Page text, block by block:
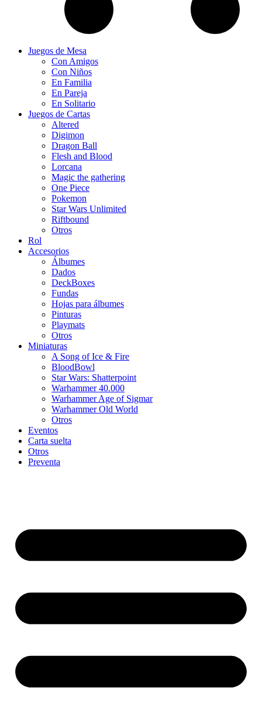
Juegos de Mesa
Con Amigos
Con Niños
En Familia
En Pareja
En Solitario
Juegos de Cartas
Altered
Digimon
Dragon Ball
Flesh and Blood
Lorcana
Magic the gathering
One Piece
Pokemon
Star Wars Unlimited
Riftbound
Otros
Rol
Accesorios
Álbumes
Dados
DeckBoxes
Fundas
Hojas para álbumes
Pinturas
Playmats
Otros
Miniaturas
A Song of Ice & Fire
BloodBowl
Star Wars: Shatterpoint
Warhammer 40.000
Warhammer Age of Sigmar
Warhammer Old World
Otros
Eventos
Carta suelta
Otros
Preventa